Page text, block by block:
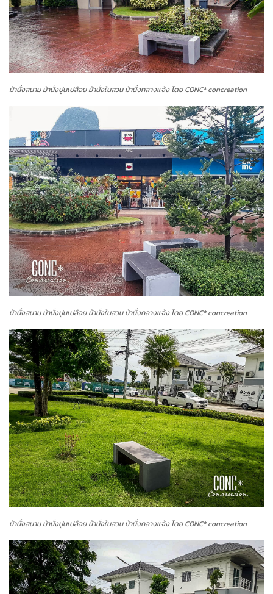
ม้านั่งสนาม ม้านั่งปูนเปลือย ม้านั่งในสวน ม้านั่งกลางแจ้ง โดย CONC* concreation
ม้านั่งสนาม ม้านั่งปูนเปลือย ม้านั่งในสวน ม้านั่งกลางแจ้ง โดย CONC* concreation
ม้านั่งสนาม ม้านั่งปูนเปลือย ม้านั่งในสวน ม้านั่งกลางแจ้ง โดย CONC* concreation